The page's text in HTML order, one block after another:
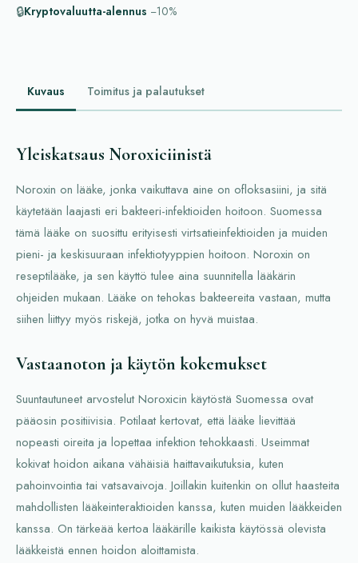
🔒Kryptovaluutta-alennus −10%
Kuvaus Toimitus ja palautukset
Yleiskatsaus Noroxiciinistä
Noroxin on lääke, jonka vaikuttava aine on ofloksasiini, ja sitä
käytetään laajasti eri bakteeri-infektioiden hoitoon. Suomessa
tämä lääke on suosittu erityisesti virtsatieinfektioiden ja muiden
pieni- ja keskisuuraan infektiotyyppien hoitoon. Noroxin on
reseptilääke, ja sen käyttö tulee aina suunnitella lääkärin
ohjeiden mukaan. Lääke on tehokas bakteereita vastaan, mutta
siihen liittyy myös riskejä, jotka on hyvä muistaa.
Vastaanoton ja käytön kokemukset
Suuntautuneet arvostelut Noroxicin käytöstä Suomessa ovat
pääosin positiivisia. Potilaat kertovat, että lääke lievittää
nopeasti oireita ja lopettaa infektion tehokkaasti. Useimmat
kokivat hoidon aikana vähäisiä haittavaikutuksia, kuten
pahoinvointia tai vatsavaivoja. Joillakin kuitenkin on ollut haasteita
mahdollisten lääkeinteraktioiden kanssa, kuten muiden lääkkeiden
kanssa. On tärkeää kertoa lääkärille kaikista käytössä olevista
lääkkeistä ennen hoidon aloittamista.